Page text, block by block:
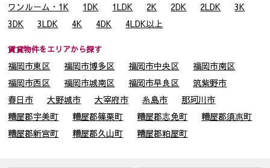
ワンルーム・1K 1DK 1LDK 2K 2DK 2LDK
3K
3DK
3LDK 4K 4DK 4LDK以上
賃貸物件をエリアから探す
福岡市東区 福岡市博多区 福岡市中央区
福岡市南区
福岡市西区
福岡市城南区 福岡市早良区
筑紫野市
春日市
大野城市 大宰府市 糸島市
那珂川市
糟屋郡宇美町
糟屋郡篠栗町 糟屋郡志免町
糟屋郡須惠町
糟屋郡新宮町
糟屋郡久山町 糟屋郡粕屋町